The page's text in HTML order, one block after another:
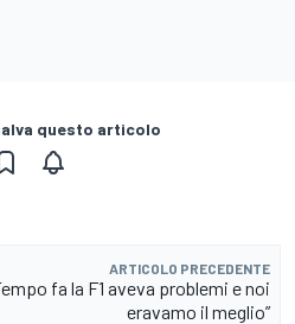
questo articolo
ARTICOLO PRECEDENTE
fa la F1 aveva problemi e noi
eravamo il meglio”